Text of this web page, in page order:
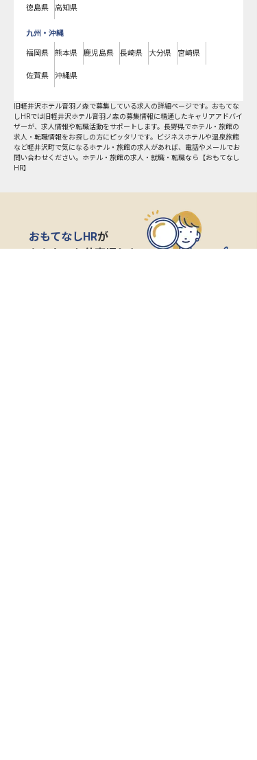
徳島県 高知県
九州・沖縄
福岡県 熊本県 鹿児島県 長崎県 大分県 宮崎県
佐賀県 沖縄県
旧軽井沢ホテル音羽ノ森で募集している求人の詳細ページです。おもてな
しHRでは旧軽井沢ホテル音羽ノ森の募集情報に精通したキャリアアドバイ
ザーが、求人情報や転職活動をサポートします。長野県でホテル・旅館の
求人・転職情報をお探しの方にピッタリです。ビジネスホテルや温泉旅館
など軽井沢町で気になるホテル・旅館の求人があれば、電話やメールでお
問い合わせください。ホテル・旅館の求人・就職・転職なら【おもてなし
HR】
おもてなしHRが
あなたのお仕事探しを